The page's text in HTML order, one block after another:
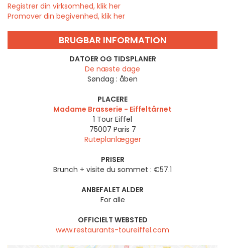
Registrer din virksomhed, klik her
Promover din begivenhed, klik her
BRUGBAR INFORMATION
DATOER OG TIDSPLANER
De næste dage
Søndag : åben
PLACERE
Madame Brasserie - Eiffeltårnet
1 Tour Eiffel
75007 Paris 7
Ruteplanlægger
PRISER
Brunch + visite du sommet : €57.1
ANBEFALET ALDER
For alle
OFFICIELT WEBSTED
www.restaurants-toureiffel.com